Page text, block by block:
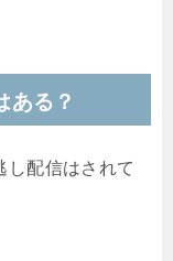
ある？
し配信はされて